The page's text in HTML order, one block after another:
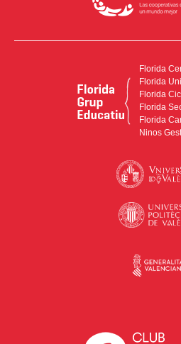
Florida
Florida
Florida
Florida
Florida
Ninos